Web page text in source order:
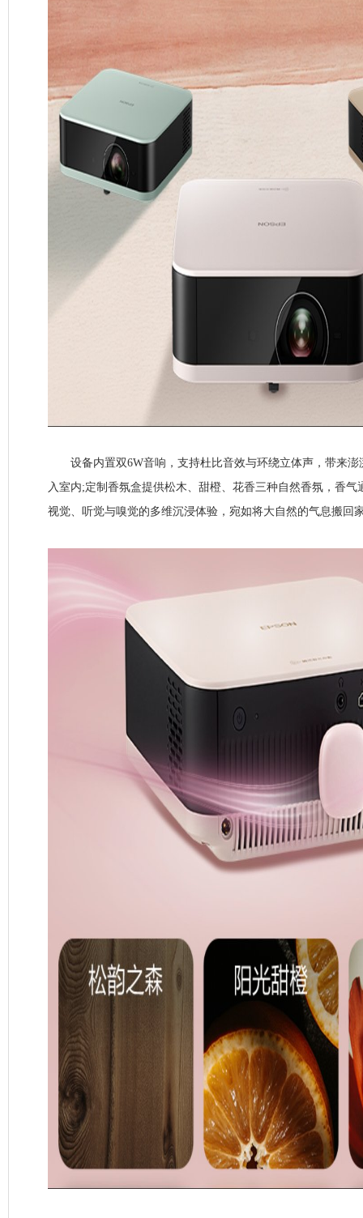
设备内置双6W音响，支持杜比音效与环绕立体声，带来澎
入室内;定制香氛盒提供松木、甜橙、花香三种自然香氛，香气
视觉、听觉与嗅觉的多维沉浸体验，宛如将大自然的气息搬回